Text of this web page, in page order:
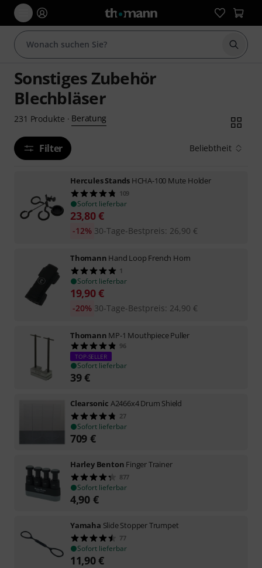
Suche
Sonstiges Zubehör
Blechbläser
231 Produkte · Beratung
Filter Beliebtheit
Hercules Stands HCHA-100 Mute Holder
109
Sofort lieferbar
23,80€
30-Tage-Bestpreis: 26,90 €
-12%
Thomann Hand Loop French Horn
1
Sofort lieferbar
19,90€
30-Tage-Bestpreis: 24,90 €
-20%
Thomann MP-1 Mouthpiece Puller
96
TOP-SELLER
Sofort lieferbar
39€
Clearsonic A2466x4 Drum Shield
27
Sofort lieferbar
709 €
Harley Benton Finger Trainer
877
Sofort lieferbar
4,90 €
Yamaha Slide Stopper Trumpet
77
Sofort lieferbar
11,90€